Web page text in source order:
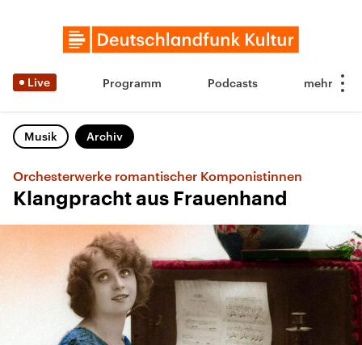
Live Programm Podcasts
Musik Archiv
Orchesterwerke romantischer Komponistinnen
Klangpracht aus Frauenhand